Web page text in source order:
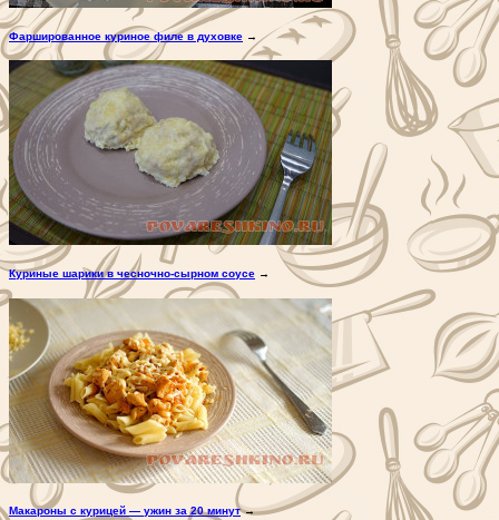
Фаршированное куриное филе в духовке →
Куриные шарики в чесночно-сырном соусе →
Макароны с курицей — ужин за 20 минут→